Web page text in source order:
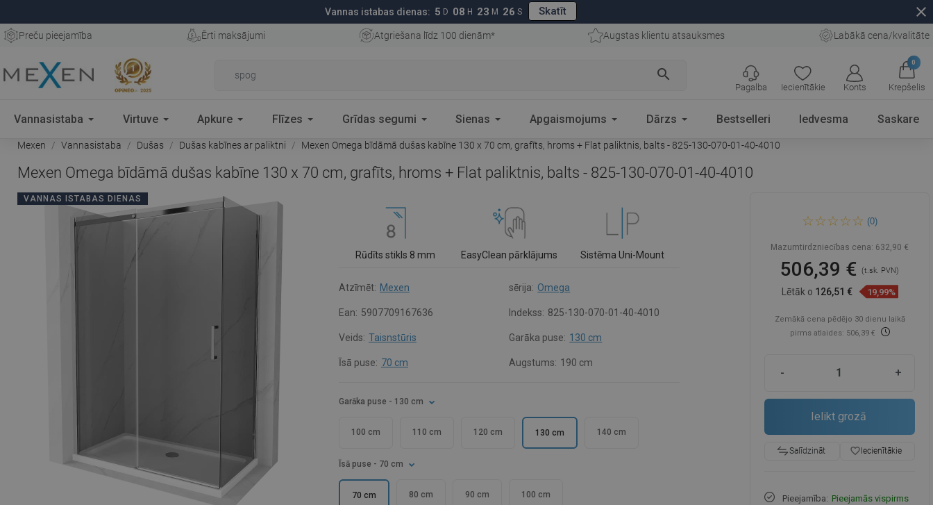
Vannas istabas dienas: 5 D 08 H 23 M 25 S Skatīt close
Preču pieejamība Ērti maksājumi Atgriešana līdz 100 dienām* Augstas klientu atsauksmes Labākā cena/kvalitāte
search
Iecienītākie Konts
0
Krepšelis
Pagalba
Vannasistaba Virtuve Apkure Flīzes Grīdas segumi Sienas Apgaismojums Dārzs Bestselleri Iedvesma Saskare
Mexen Vannasistaba Dušas Dušas kabīnes ar paliktni Mexen Omega bīdāmā dušas kabīne 130 x 70 cm, grafīts, hroms + Flat paliktnis, balts - 825-130-070-01-40-4010
Mexen Omega bīdāmā dušas kabīne 130 x 70 cm, grafīts, hroms + Flat paliktnis, balts - 825-130-070-01-40-4010
VANNAS ISTABAS DIENAS
Rūdīts stikls 8 mm EasyClean pārklājums Sistēma Uni-Mount
Atzīmēt: Mexen sērija: Omega
Ean: 5907709167636 Indekss: 825-130-070-01-40-4010
Veids: Taisnstūris Garāka puse: 130 cm
Īsā puse: 70 cm Augstums: 190 cm
Garāka puse - 130 cm
100 cm 110 cm 120 cm 130 cm 140 cm
Īsā puse - 70 cm
70 cm 80 cm 90 cm 100 cm
kabīne 130 x 70 cm, grafīts,
825-130-070-01-40-4010
(0)
Mazumtirdzniecības cena: 632,90 €
506,39 €(t.sk. PVN)
Lētāk o 126,51 € 19,99%
Zemākā cena pēdējo 30 dienu laikā
pirms atlaides: 506,39 €
- +
Ielikt grozā
Salīdzināt favorite_borderIecienītākie
Pieejamība: Pieejamās vispirms